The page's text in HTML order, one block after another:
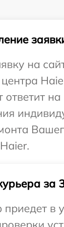
на
центра
ответит
за
в